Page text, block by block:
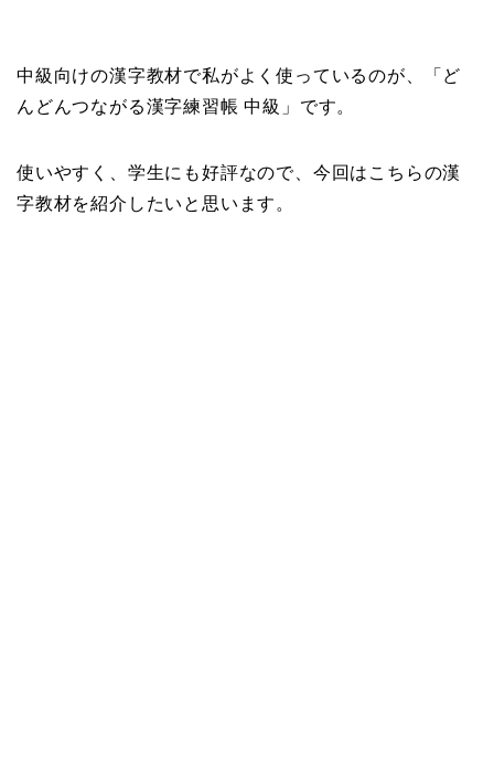
中級向けの漢字教材で私がよく使っているのが、「ど
んどんつながる漢字練習帳 中級」です。
使いやすく、学生にも好評なので、今回はこちらの漢
字教材を紹介したいと思います。